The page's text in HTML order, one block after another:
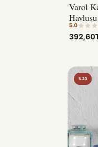
Varol
5.0
%23